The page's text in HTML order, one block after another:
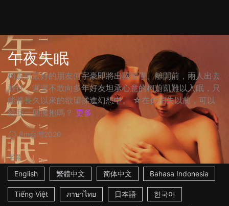
午夜失眠
柯蔚凱最好的朋友何宇豪即將出國留學。離開前，兩人出去
旅行，遲遲不敢向多年好友坦承心意的柯蔚凱難以入眠，只
能將長久以來的欲望揉進幻想中。 ☆在你消失以前，可以
給我一個擁抱嗎？ 更多
8m台灣2020
字幕
English
繁體中文 简体中文 Bahasa Indonesia
Tiếng Việt ภาษาไทย 日本語 한국어